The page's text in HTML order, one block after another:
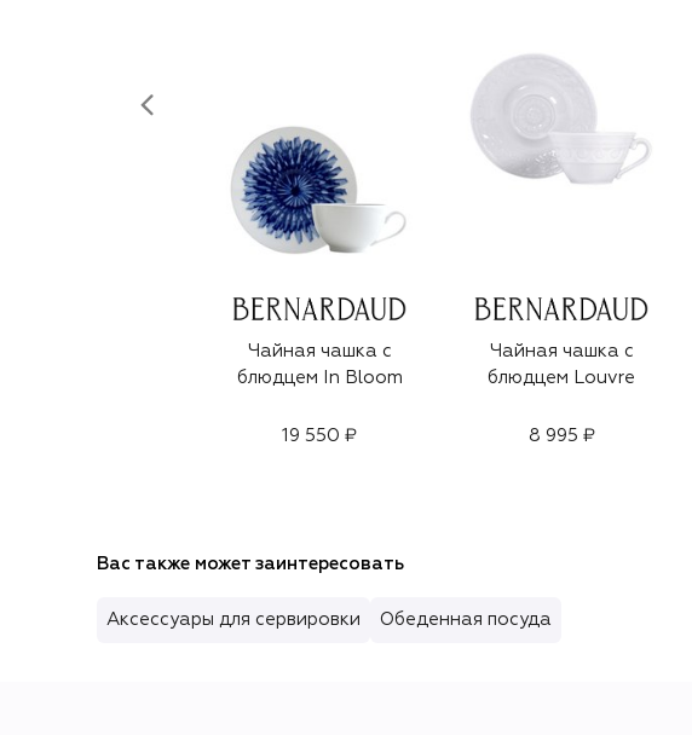
Чайная чашка с
блюдцем In Bloom
19 550 ₽
Чайная чашка с
блюдцем Louvre
8 995 ₽
Вас также может заинтересовать
Аксессуары для сервировки Обеденная посуда